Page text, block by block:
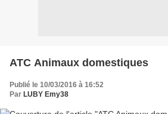
ATC Animaux domestiques
Publié le 10/03/2016 à 16:52
Par LUBY Emy38